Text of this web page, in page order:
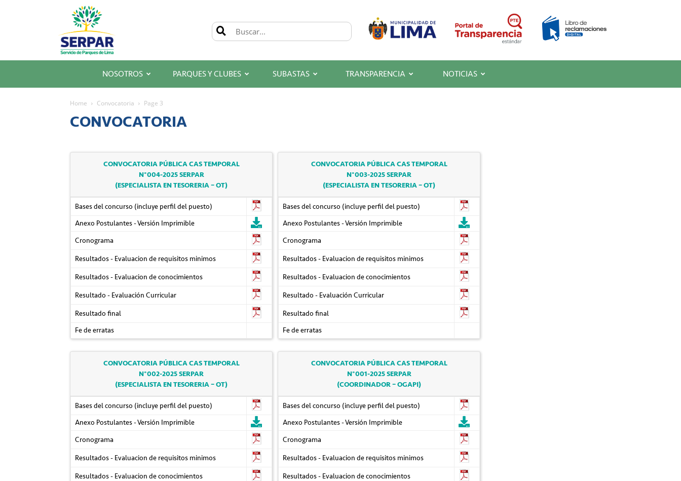
SERPAR
–
Servicio
de
Parques
de
NOSOTROS PARQUES Y CLUBES SUBASTAS TRANSPARENCIA NOTICIAS
Home Convocatoria Page 3
CONVOCATORIA
CONVOCATORIA PÚBLICA CAS TEMPORAL
N°004-2025 SERPAR
(ESPECIALISTA EN TESORERIA – OT)
Bases del concurso (incluye perfil del puesto)
Anexo Postulantes - Versión Imprimible
Cronograma
Resultados - Evaluacion de requisitos minimos
Resultados - Evaluacion de conocimientos
Resultado - Evaluación Curricular
Resultado final
Fe de erratas
CONVOCATORIA PÚBLICA CAS TEMPORAL
N°003-2025 SERPAR
(ESPECIALISTA EN TESORERIA – OT)
Bases del concurso (incluye perfil del puesto)
Anexo Postulantes - Versión Imprimible
Cronograma
Resultados - Evaluacion de requisitos minimos
Resultados - Evaluacion de conocimientos
Resultado - Evaluación Curricular
Resultado final
Fe de erratas
CONVOCATORIA PÚBLICA CAS TEMPORAL
N°002-2025 SERPAR
(ESPECIALISTA EN TESORERIA – OT)
Bases del concurso (incluye perfil del puesto)
Anexo Postulantes - Versión Imprimible
Cronograma
Resultados - Evaluacion de requisitos minimos
Resultados - Evaluacion de conocimientos
CONVOCATORIA PÚBLICA CAS TEMPORAL
N°001-2025 SERPAR
(COORDINADOR – OGAPI)
Bases del concurso (incluye perfil del puesto)
Anexo Postulantes - Versión Imprimible
Cronograma
Resultados - Evaluacion de requisitos minimos
Resultados - Evaluacion de conocimientos